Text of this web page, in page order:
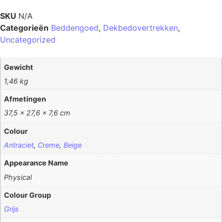
SKU N/A
Categorieën Beddengoed, Dekbedovertrekken,
Uncategorized
Gewicht
1,46 kg
Afmetingen
37,5 × 27,6 × 7,6 cm
Colour
Antraciet, Creme, Beige
Appearance Name
Physical
Colour Group
Grijs